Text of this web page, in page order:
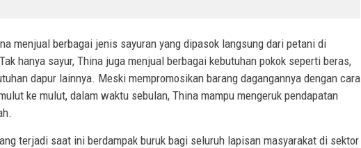
menjual berbagai jenis sayuran yang dipasok langsung dari petani di
hanya sayur, Thina juga menjual berbagai kebutuhan pokok seperti beras,
dapur lainnya. Meski mempromosikan barang dagangannya dengan cara
ke mulut, dalam waktu sebulan, Thina mampu mengeruk pendapatan
terjadi saat ini berdampak buruk bagi seluruh lapisan masyarakat di sektor